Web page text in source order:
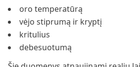
oro temperatūrą
vėjo stiprumą ir kryptį
kritulius
debesuotumą